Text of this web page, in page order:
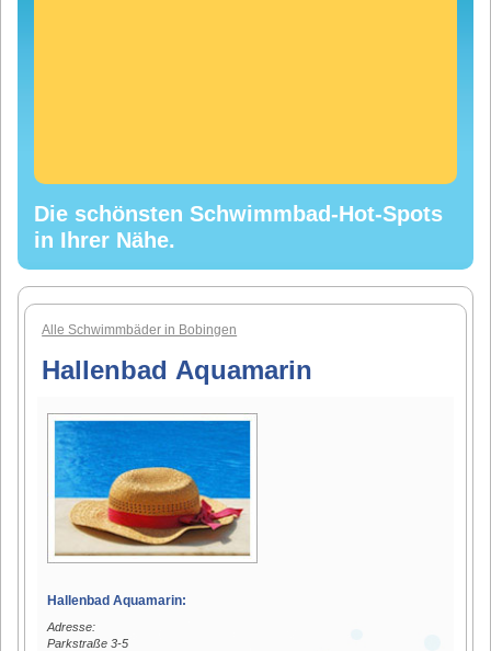
Die schönsten Schwimmbad-Hot-Spots
in Ihrer Nähe.
Alle Schwimmbäder in Bobingen
Hallenbad Aquamarin
Hallenbad Aquamarin:
Adresse:
Parkstraße 3-5